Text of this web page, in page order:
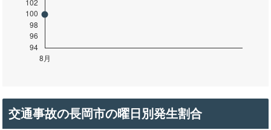
交通事故の長岡市の曜日別発生割合